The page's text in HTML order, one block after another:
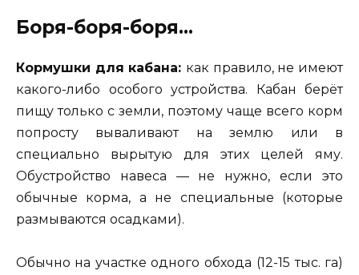
Боря-боря-боря…
Кормушки для кабана: как правило, не имеют
какого-либо особого устройства. Кабан берёт
пищу только с земли, поэтому чаще всего корм
попросту вываливают на землю или в
специально вырытую для этих целей яму.
Обустройство навеса — не нужно, если это
обычные корма, а не специальные (которые
размываются осадками).
Обычно на участке одного обхода (12-15 тыс. га)